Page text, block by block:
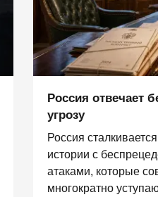
Россия отвечает
угрозу
Россия
истории с
атаками, которые
многократно